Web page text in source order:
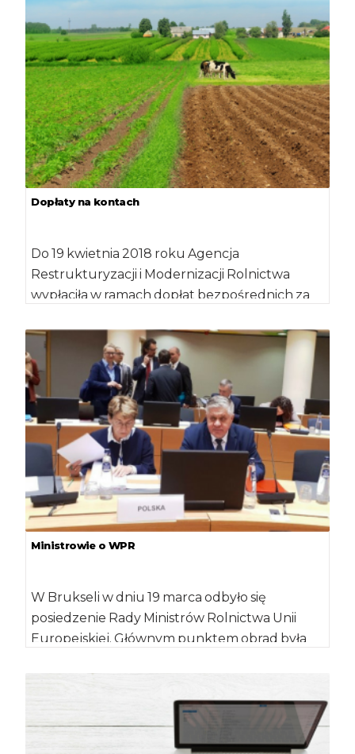
Dopłaty na kontach
Do 19 kwietnia 2018 roku Agencja
Restrukturyzacji i Modernizacji Rolnictwa
wypłaciła w ramach dopłat bezpośrednich za
Ministrowie o WPR
W Brukseli w dniu 19 marca odbyło się
posiedzenie Rady Ministrów Rolnictwa Unii
Europejskiej. Głównym punktem obrad była